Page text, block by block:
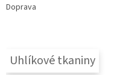
Doprava
Uhlíkové tkaniny